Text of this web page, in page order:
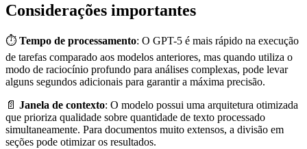
Considerações importantes
⏱️ Tempo de processamento: O GPT-5 é mais rápido na execução
de tarefas comparado aos modelos anteriores, mas quando utiliza o
modo de raciocínio profundo para análises complexas, pode levar
alguns segundos adicionais para garantir a máxima precisão.
📄 Janela de contexto: O modelo possui uma arquitetura otimizada
que prioriza qualidade sobre quantidade de texto processado
simultaneamente. Para documentos muito extensos, a divisão em
seções pode otimizar os resultados.